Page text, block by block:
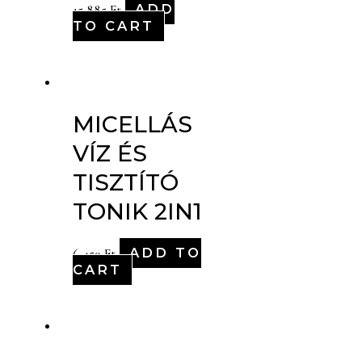
15,885Ft
ADD
TO CART
MICELLÁS
VÍZ ÉS
TISZTÍTÓ
TONIK 2IN1
6,450Ft
ADD TO
CART